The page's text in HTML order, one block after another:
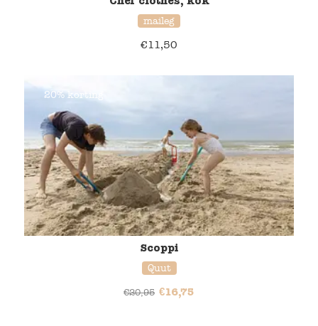
maileg
€11,50
20% korting
Scoppi
Quut
€20,95 €16,75